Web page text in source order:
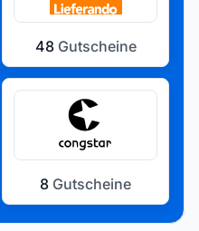
48Gutscheine
8 Gutscheine